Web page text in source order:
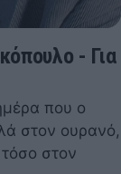
- Για
που ο
στον ουρανό,
στον